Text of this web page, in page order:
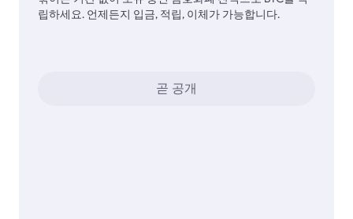
립하세요. 언제든지 입금, 적립, 이체가 가능합니다.
곧 공개